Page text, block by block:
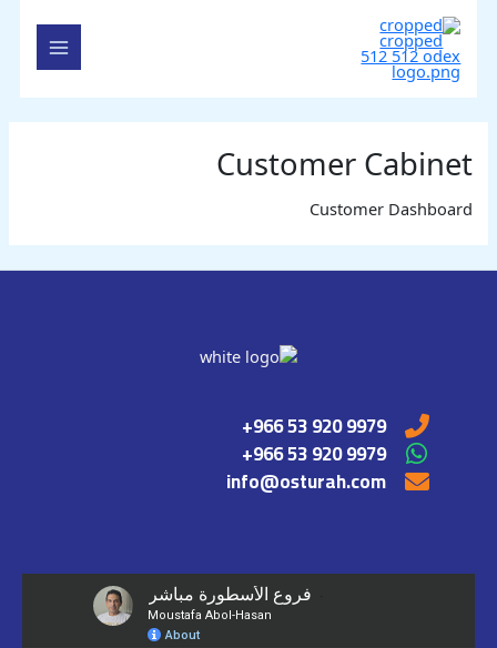
المحتوى
MAIN
MENU
Customer Cabinet
Customer Dashboard
+966 53 920 9979
+966 53 920 9979
info@osturah.com